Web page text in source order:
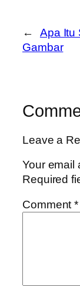
←
Apa Itu
Gambar
Leave a
Your email
Required
Comment*